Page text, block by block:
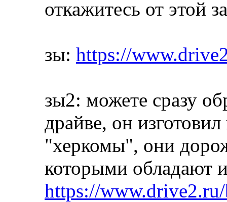
откажитесь от этой
зы: https://
зы2: можете сразу
драйве, он
"херкомы", они
которыми обладают
https://